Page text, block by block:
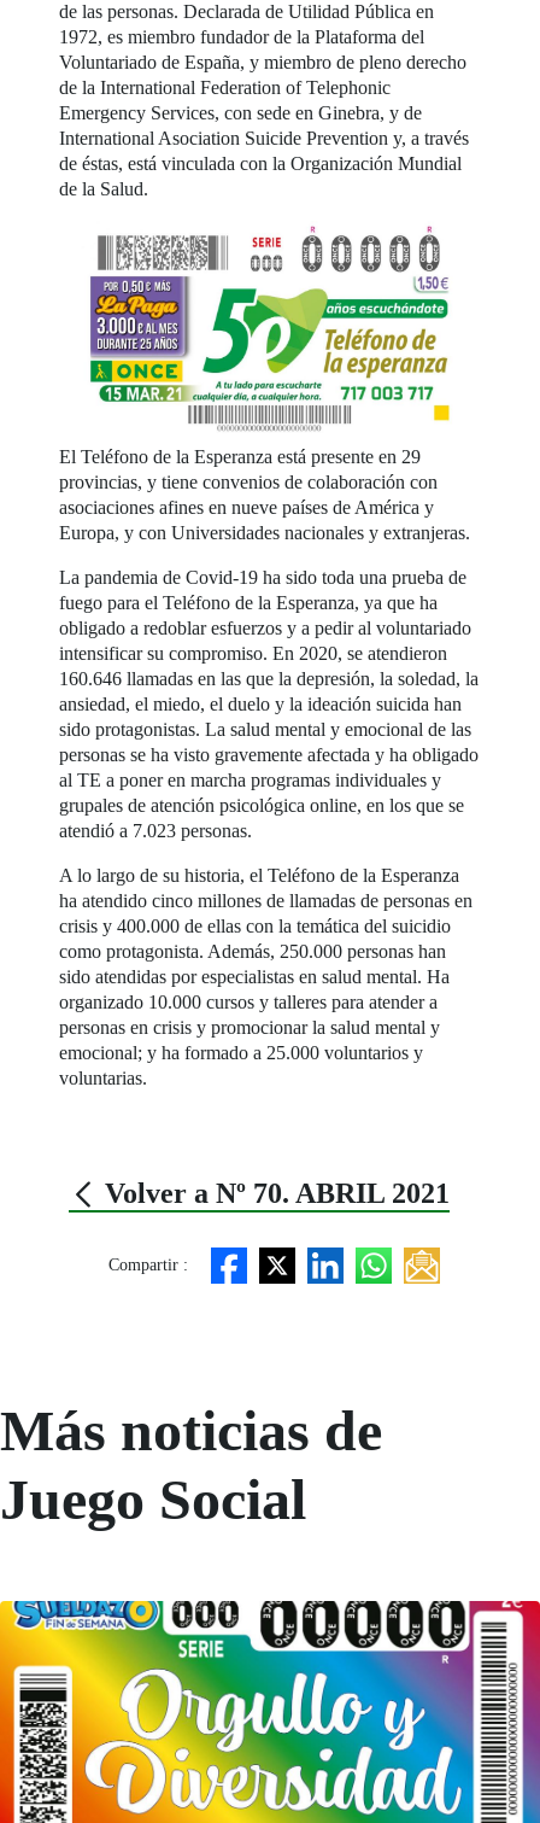
de las personas. Declarada de Utilidad Pública en
1972, es miembro fundador de la Plataforma del
Voluntariado de España, y miembro de pleno derecho
de la International Federation of Telephonic
Emergency Services, con sede en Ginebra, y de
International Asociation Suicide Prevention y, a través
de éstas, está vinculada con la Organización Mundial
de la Salud.
El Teléfono de la Esperanza está presente en 29
provincias, y tiene convenios de colaboración con
asociaciones afines en nueve países de América y
Europa, y con Universidades nacionales y extranjeras.
La pandemia de Covid-19 ha sido toda una prueba de
fuego para el Teléfono de la Esperanza, ya que ha
obligado a redoblar esfuerzos y a pedir al voluntariado
intensificar su compromiso. En 2020, se atendieron
160.646 llamadas en las que la depresión, la soledad, la
ansiedad, el miedo, el duelo y la ideación suicida han
sido protagonistas. La salud mental y emocional de las
personas se ha visto gravemente afectada y ha obligado
al TE a poner en marcha programas individuales y
grupales de atención psicológica online, en los que se
atendió a 7.023 personas.
A lo largo de su historia, el Teléfono de la Esperanza
ha atendido cinco millones de llamadas de personas en
crisis y 400.000 de ellas con la temática del suicidio
como protagonista. Además, 250.000 personas han
sido atendidas por especialistas en salud mental. Ha
organizado 10.000 cursos y talleres para atender a
personas en crisis y promocionar la salud mental y
emocional; y ha formado a 25.000 voluntarios y
voluntarias.
Volver a Nº 70. ABRIL 2021
Compartir :
Más noticias de
Juego Social